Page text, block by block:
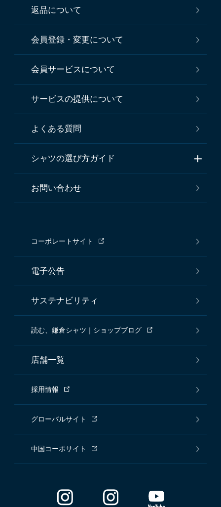
返品について
会員登録・変更について
会員サービスについて
サービスの提供について
よくある質問
シャツの選び方ガイド
お問い合わせ
コーポレートサイト
電子公告
サステナビリティ
読む、鎌倉シャツ｜ショップブログ
店舗一覧
採用情報
グローバルサイト
中国コーポサイト